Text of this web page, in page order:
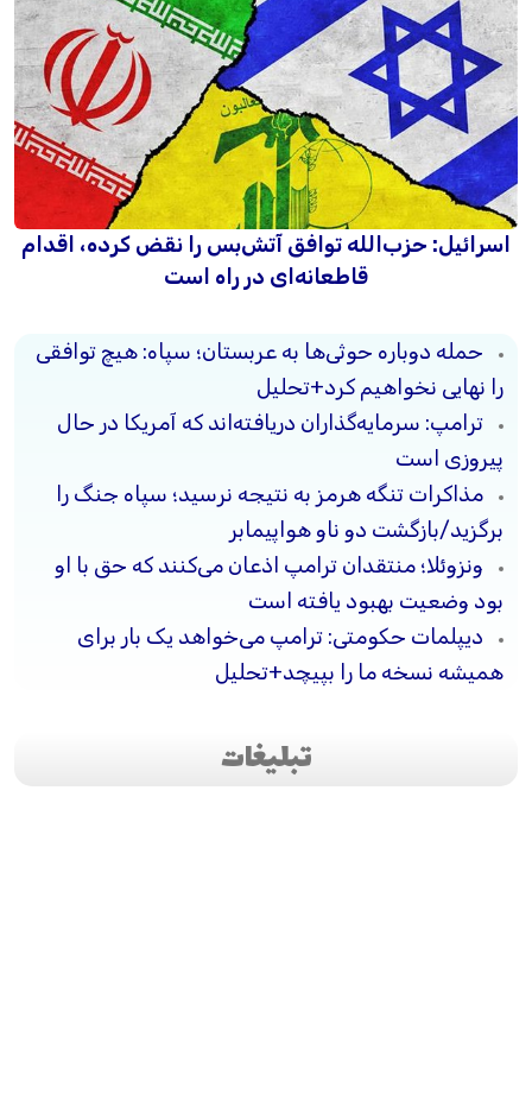
اسرائیل: حزب‌الله توافق آتش‌بس را نقض کرده، اقدام
قاطعانه‌ای در راه است
حمله دوباره حوثی‌ها به عربستان؛ سپاه: هیچ توافقی
را نهایی نخواهیم کرد+تحلیل
ترامپ: سرمایه‌گذاران دریافته‌اند که آمریکا در حال
پیروزی است
مذاکرات تنگه هرمز به نتیجه نرسید؛ سپاه جنگ را
برگزید/بازگشت دو ناو هواپیمابر
ونزوئلا؛ منتقدان ترامپ اذعان می‌کنند که حق با او
بود وضعیت بهبود یافته است
دیپلمات حکومتی: ترامپ می‌خواهد یک بار برای
همیشه نسخه ما را بپیچد+تحلیل
تبلیغات